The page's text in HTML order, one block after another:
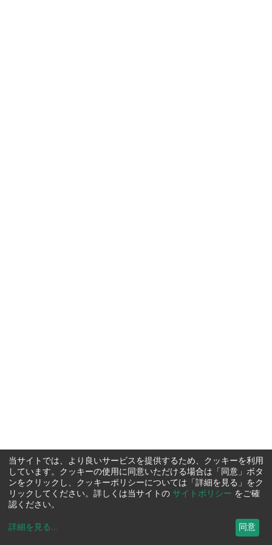
当サイトでは、より良いサービスを提供するため、クッキーを利用
しています。クッキーの使用に同意いただける場合は「同意」ボタ
ンをクリックし、クッキーポリシーについては「詳細を見る」をク
リックしてください。詳しくは当サイトの サイトポリシー をご確
認ください。
詳細を見る ... 同意